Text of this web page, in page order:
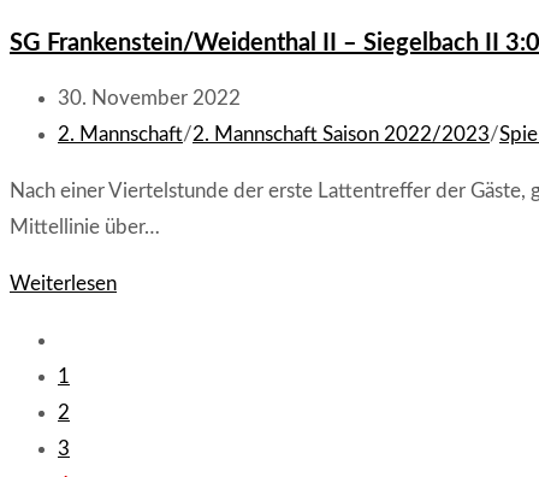
I
–
SC
1:2
(0:0)
SG Frankenstein/Weidenthal II – Siegelbach II 3:0
Beitrag
veröffentlicht:
30. November 2022
Beitrags-
2. Mannschaft/2. Mannschaft Saison 2022/2023/
Nach einer Viertelstunde der erste Lattentreffer der
Mittellinie über…
WeiterlesenSG
vorherigen
Seite
1
2
3